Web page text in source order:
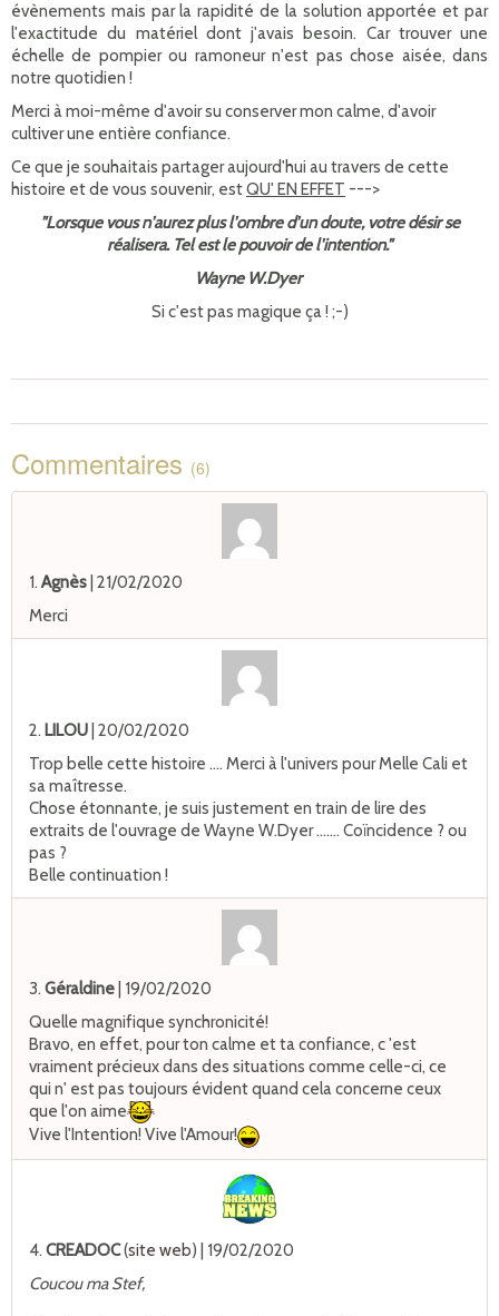
évènements mais par la rapidité de la solution apportée et par
l'exactitude du matériel dont j'avais besoin. Car trouver une
échelle de pompier ou ramoneur n'est pas chose aisée, dans
notre quotidien !
Merci à moi-même d'avoir su conserver mon calme, d'avoir
cultiver une entière confiance.
Ce que je souhaitais partager aujourd'hui au travers de cette
histoire et de vous souvenir, estQU' EN EFFET --->
"Lorsque vous n'aurez plus l'ombre d'un doute, votre désir se
réalisera. Tel est le pouvoir de l'intention."
Wayne W.Dyer
Si c'est pas magique ça ! ;-)
Commentaires (6)
1. Agnès | 21/02/2020
Merci
2. LILOU | 20/02/2020
Trop belle cette histoire .... Merci à l'univers pour Melle Cali et
sa maîtresse.
Chose étonnante, je suis justement en train de lire des
extraits de l'ouvrage de Wayne W.Dyer ....... Coïncidence ? ou
pas ?
Belle continuation !
3. Géraldine | 19/02/2020
Quelle magnifique synchronicité!
Bravo, en effet, pour ton calme et ta confiance, c 'est
vraiment précieux dans des situations comme celle-ci, ce
qui n' est pas toujours évident quand cela concerne ceux
que l'on aime
Vive l'Intention! Vive l'Amour!
4. CREADOC(site web)
| 19/02/2020
Coucou ma Stef,